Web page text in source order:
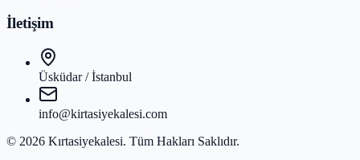
İletişim
Üsküdar / İstanbul
info@kirtasiyekalesi.com
© 2026 Kırtasiyekalesi. Tüm Hakları Saklıdır.